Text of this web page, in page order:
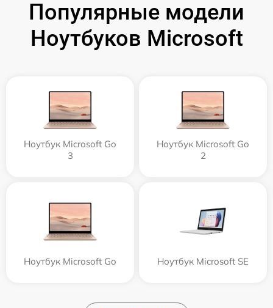
Популярные модели
Ноутбуков Microsoft
Ноутбук Microsoft Go
3
Ноутбук Microsoft Go
2
Ноутбук Microsoft Go Ноутбук Microsoft SE